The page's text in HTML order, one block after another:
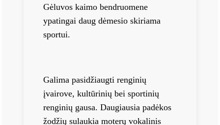
Gėluvos kaimo bendruomene
ypatingai daug dėmesio skiriama
sportui.
Galima pasidžiaugti renginių
įvairove, kultūrinių bei sportinių
renginių gausa. Daugiausia padėkos
žodžių sulaukia moterų vokalinis